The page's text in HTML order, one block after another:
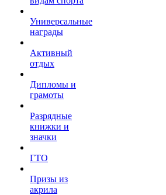
Универсальные
награды
Активный
отдых
Дипломы и
грамоты
Разрядные
книжки и
значки
ГТО
Призы из
акрила